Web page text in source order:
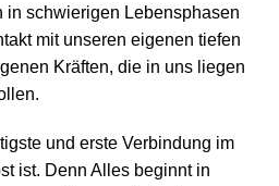
in schwierigen Lebensphasen
mit unseren eigenen tiefen
Kräften, die in uns liegen
und erste Verbindung im
ist. Denn Alles beginnt in